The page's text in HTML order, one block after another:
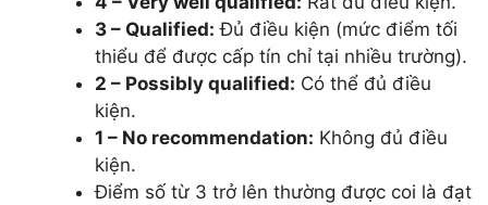
3 – Qualified: Đủ điều kiện (mức điểm tối
thiểu để được cấp tín chỉ tại nhiều trường).
2 – Possibly qualified: Có thể đủ điều
kiện.
1 – No recommendation: Không đủ điều
kiện.
Điểm số từ 3 trở lên thường được coi là đạt